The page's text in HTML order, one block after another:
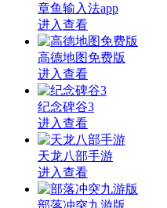
章鱼输入法app
进入查看
高德地图免费版
进入查看
纪念碑谷3
进入查看
天龙八部手游
进入查看
部落冲突九游版